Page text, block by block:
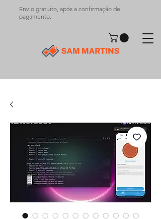
Envio gratuito, após a confirmação de
pagamento.